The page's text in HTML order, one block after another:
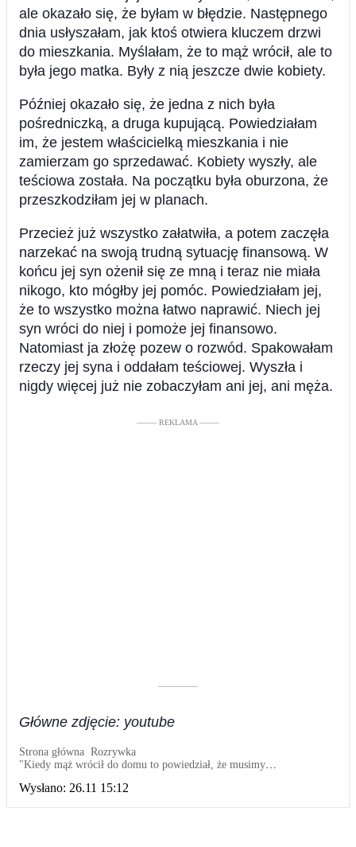
ale okazało się, że byłam w błędzie. Następnego
dnia usłyszałam, jak ktoś otwiera kluczem drzwi
do mieszkania. Myślałam, że to mąż wrócił, ale to
była jego matka. Były z nią jeszcze dwie kobiety.
Później okazało się, że jedna z nich była
pośredniczką, a druga kupującą. Powiedziałam
im, że jestem właścicielką mieszkania i nie
zamierzam go sprzedawać. Kobiety wyszły, ale
teściowa została. Na początku była oburzona, że
przeszkodziłam jej w planach.
Przecież już wszystko załatwiła, a potem zaczęła
narzekać na swoją trudną sytuację finansową. W
końcu jej syn ożenił się ze mną i teraz nie miała
nikogo, kto mógłby jej pomóc. Powiedziałam jej,
że to wszystko można łatwo naprawić. Niech jej
syn wróci do niej i pomoże jej finansowo.
Natomiast ja złożę pozew o rozwód. Spakowałam
rzeczy jej syna i oddałam teściowej. Wyszła i
nigdy więcej już nie zobaczyłam ani jej, ani męża.
––––– REKLAMA –––––
––––––––––
Główne zdjęcie: youtube
Strona główna Rozrywka
"Kiedy mąż wrócił do domu to powiedział, że musimy
Wysłano: 26.11 15:12